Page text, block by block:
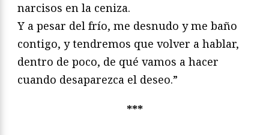
narcisos en la ceniza.
Y a pesar del frío, me desnudo y me baño
contigo, y tendremos que volver a hablar,
dentro de poco, de qué vamos a hacer
cuando desaparezca el deseo.”
***